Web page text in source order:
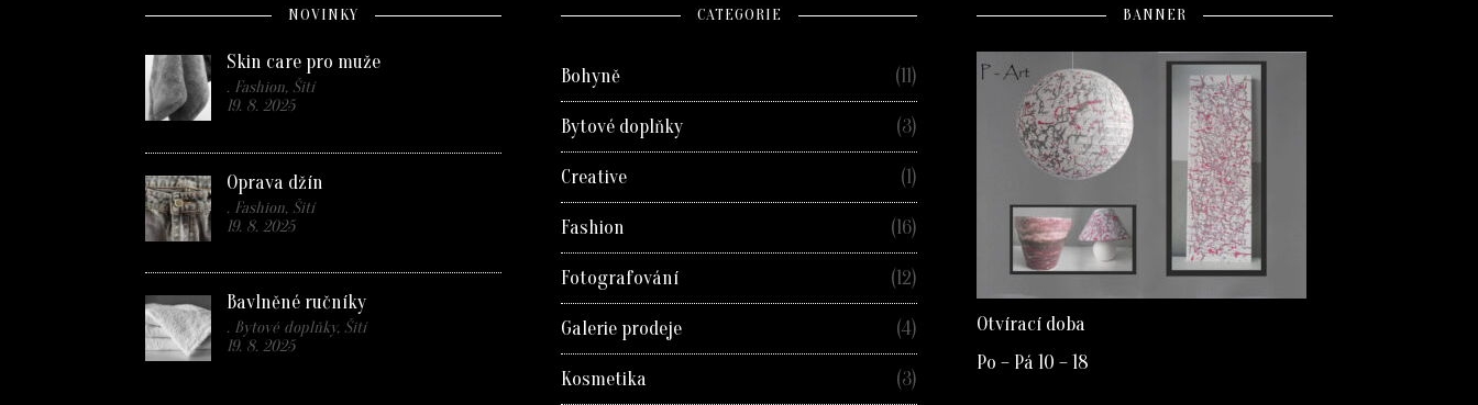
NOVINKY
Skin care pro muže
. Fashion, Šití
19. 8. 2025
Oprava džín
. Fashion, Šití
19. 8. 2025
Bavlněné ručníky
. Bytové doplňky, Šití
19. 8. 2025
CATEGORIE
Bohyně (11)
Bytové doplňky (3)
Creative (1)
Fashion (16)
Fotografování (12)
Galerie prodeje (4)
Kosmetika (3)
BANNER
Otvírací doba
Po – Pá 10 – 18